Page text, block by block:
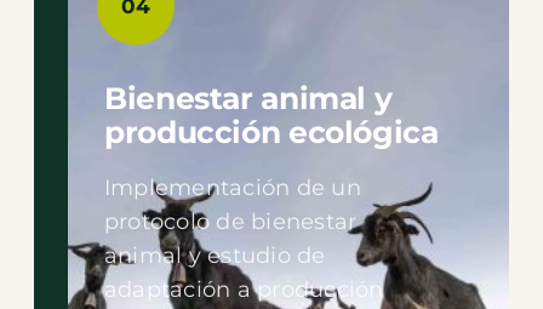
04
Bienestar animal y
producción ecológica
Implementación de un
protocolo de bienestar
animal y estudio de
adaptación a producción